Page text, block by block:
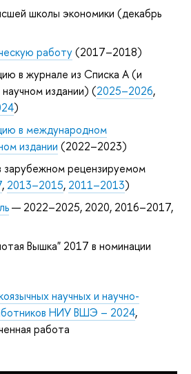
школы экономики (декабрь
работу(2017–2018)
в журнале из Списка А (и
издании) (2025–2026,
)
в международном
издании (2022–2023)
зарубежном рецензируемом
, 2013–2015, 2011–2013)
— 2022–2025, 2020, 2016–2017,
Вышка" 2017 в номинации
научных и научно-
НИУ ВШЭ – 2024,
работа